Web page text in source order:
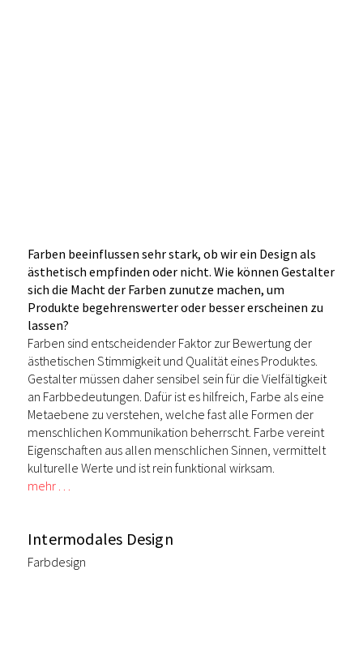
Farben beeinflussen sehr stark, ob wir ein Design als
ästhetisch empfinden oder nicht. Wie können Gestalter
sich die Macht der Farben zunutze machen, um
Produkte begehrenswerter oder besser erscheinen zu
lassen?
Farben sind entscheidender Faktor zur Bewertung der
ästhetischen Stimmigkeit und Qualität eines Produktes.
Gestalter müssen daher sensibel sein für die Vielfältigkeit
an Farbbedeutungen. Dafür ist es hilfreich, Farbe als eine
Metaebene zu verstehen, welche fast alle Formen der
menschlichen Kommunikation beherrscht. Farbe vereint
Eigenschaften aus allen menschlichen Sinnen, vermittelt
kulturelle Werte und ist rein funktional wirksam.
mehr …
Intermodales Design
Farbdesign